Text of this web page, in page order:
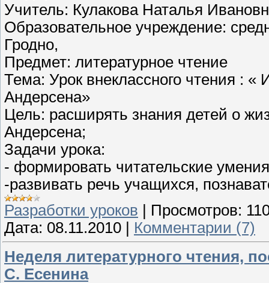
Учитель: Кулакова Наталья
Образовательное учреждение:
Гродно,
Предмет: литературное чтение
Тема: Урок внеклассного чтения : «
Андерсена»
Цель: расширять знания детей о
Андерсена;
Задачи урока:
- формировать читательские
-развивать речь учащихся,
Разработки уроков
Просмотров:
Дата: 08.11.2010
Комментарии (7)
Неделя литературного чтения,
С. Есенина